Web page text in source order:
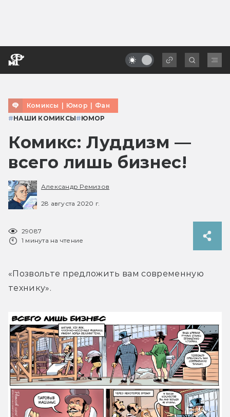
Комиксы | Юмор | Фан
#НАШИ КОМИКСЫ#ЮМОР
Комикс: Луддизм —
всего лишь бизнес!
Александр Ремизов
28 августа 2020 г.
29087
1 минута на чтение
«Позвольте предложить вам современную
технику».